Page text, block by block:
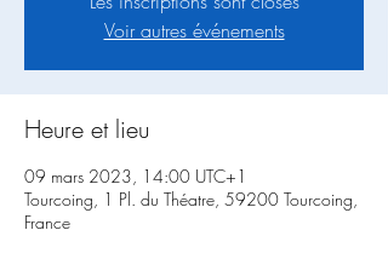
Voir autres événements
Heure et lieu
09 mars 2023, 14:00 UTC+1
Tourcoing, 1 Pl. du Théatre, 59200 Tourcoing,
France